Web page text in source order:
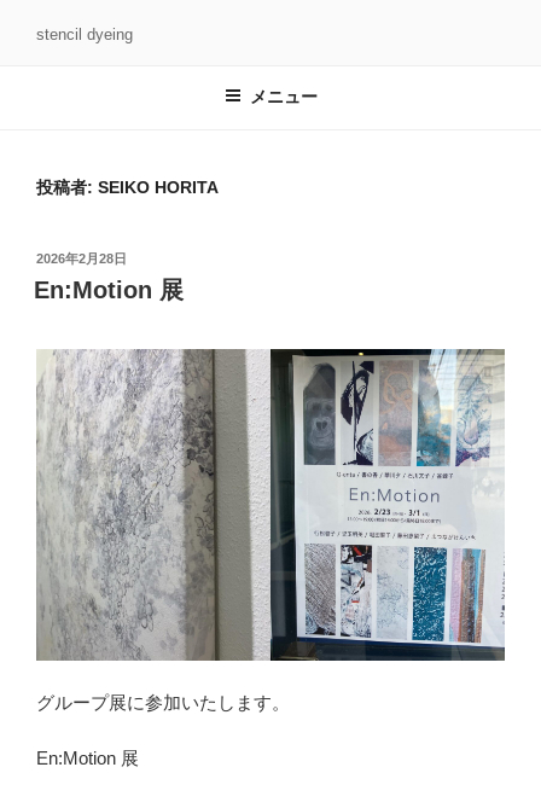
stencil dyeing
メニュー
投稿者: SEIKO HORITA
投
稿
日:
2026年2月28日
En:Motion 展
グループ展に参加いたします。
En:Motion 展